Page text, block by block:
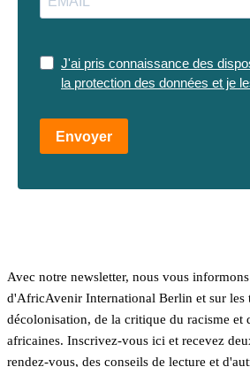
J'ai pris connaissance des
la protection des données et je
Envoyer
Avec notre newsletter, nous vous
d'AfricAvenir International Berlin et sur les
décolonisation, de la critique du racisme et
africaines. Inscrivez-vous ici et recevez
rendez-vous, des conseils de lecture et